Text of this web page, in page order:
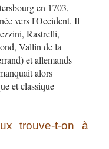
en 1703,
vers l'Occident. Il
Rastrelli,
Vallin de la
et allemands
alors
et classique
trouve-t-on à